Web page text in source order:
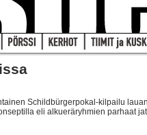
Schildbürgerpokal-kilpailu
eli alkueräryhmien parhaat